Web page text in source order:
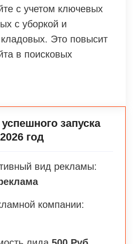
с учетом ключевых
с уборкой и
кладовых. Это повысит
в поисковых
запуска
год
вид рекламы:
компании: